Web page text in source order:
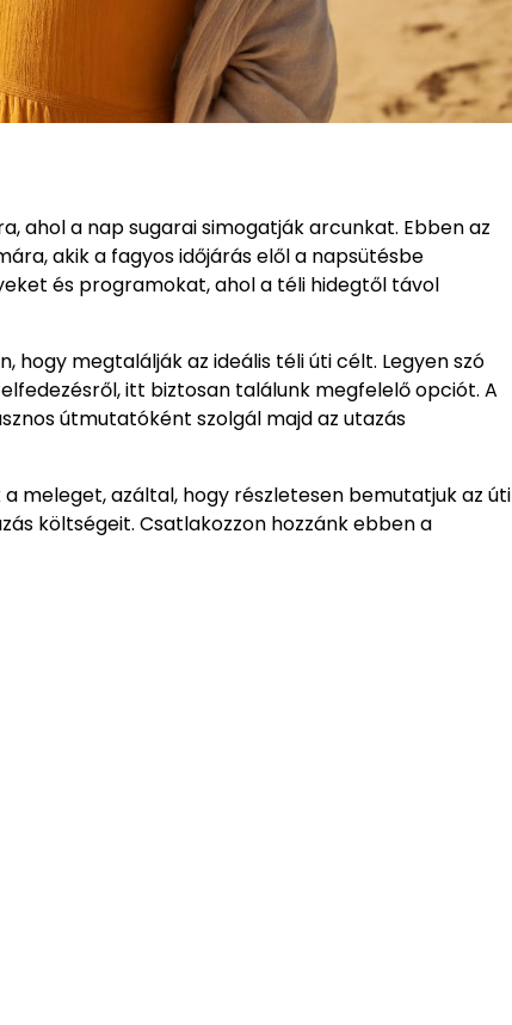
ahol a nap sugarai simogatják arcunkat. Ebben az
akik a fagyos időjárás elől a napsütésbe
és programokat, ahol a téli hidegtől távol
hogy megtalálják az ideális téli úti célt. Legyen szó
itt biztosan találunk megfelelő opciót. A
útmutatóként szolgál majd az utazás
meleget, azáltal, hogy részletesen bemutatjuk az úti
költségeit. Csatlakozzon hozzánk ebben a